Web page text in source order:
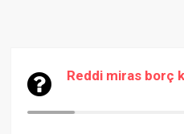
Reddi miras borç